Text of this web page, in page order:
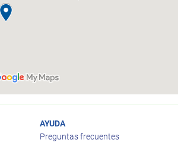
AYUDA
Preguntas frecuentes